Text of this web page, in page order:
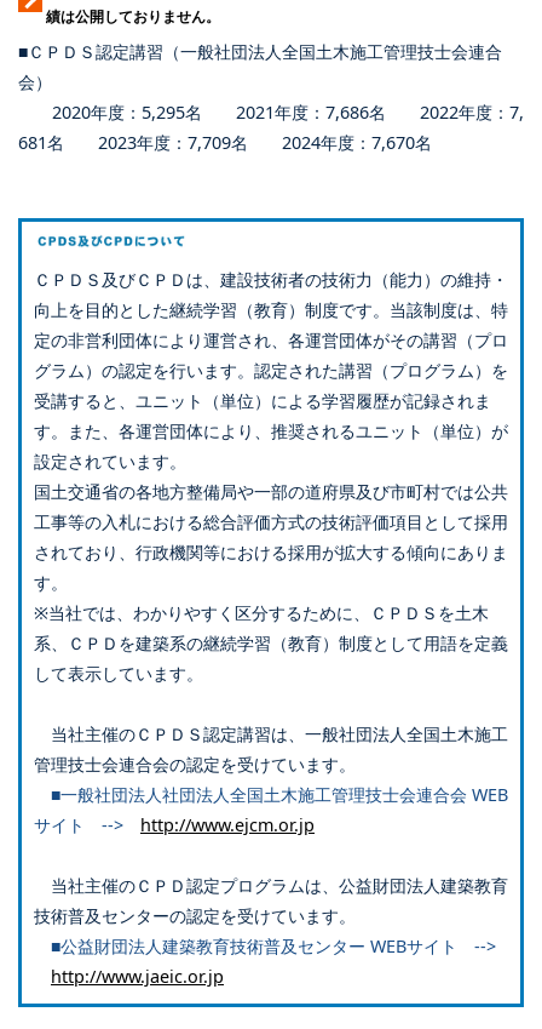
績は公開しておりません。
■ＣＰＤＳ認定講習（一般社団法人全国土木施工管理技士会連合
会）
2020年度：5,295名 2021年度：7,686名 2022年度：7,
681名 2023年度：7,709名 2024年度：7,670名
ＣＰＤＳ及びＣＰＤは、建設技術者の技術力（能力）の維持・
向上を目的とした継続学習（教育）制度です。当該制度は、特
定の非営利団体により運営され、各運営団体がその講習（プロ
グラム）の認定を行います。認定された講習（プログラム）を
受講すると、ユニット（単位）による学習履歴が記録されま
す。また、各運営団体により、推奨されるユニット（単位）が
設定されています。
国土交通省の各地方整備局や一部の道府県及び市町村では公共
工事等の入札における総合評価方式の技術評価項目として採用
されており、行政機関等における採用が拡大する傾向にありま
す。
※当社では、わかりやすく区分するために、ＣＰＤＳを土木
系、ＣＰＤを建築系の継続学習（教育）制度として用語を定義
して表示しています。
当社主催のＣＰＤＳ認定講習は、一般社団法人全国土木施工
管理技士会連合会の認定を受けています。
■一般社団法人社団法人全国土木施工管理技士会連合会 WEB
サイト --> http://www.ejcm.or.jp
当社主催のＣＰＤ認定プログラムは、公益財団法人建築教育
技術普及センターの認定を受けています。
■公益財団法人建築教育技術普及センター WEBサイト -->
http://www.jaeic.or.jp